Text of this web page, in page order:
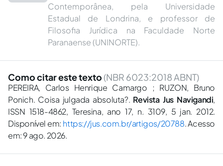
Contemporânea, pela Universidade
Estadual de Londrina, e professor de
Filosofia Jurídica na Faculdade Norte
Paranaense (UNINORTE).
Como citar este texto (NBR 6023:2018 ABNT)
PEREIRA, Carlos Henrique Camargo ; RUZON, Bruno
Ponich. Coisa julgada absoluta?. Revista Jus Navigandi,
ISSN 1518-4862, Teresina, ano 17, n. 3109, 5 jan. 2012.
Disponível em: https://jus.com.br/artigos/20788. Acesso
em: 9 ago. 2026.